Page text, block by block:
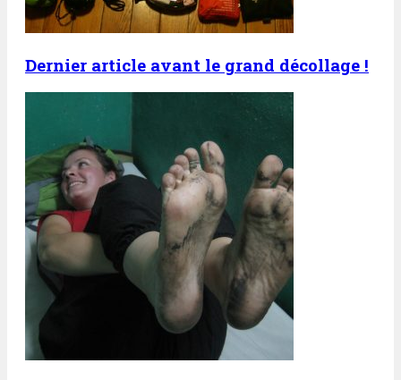
Dernier article avant le grand décollage !